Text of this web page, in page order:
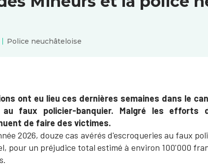
Police neuchâteloise
ont eu lieu ces dernières semaines dans le
faux policier-banquier. Malgré les efforts
de faire des victimes.
2026, douze cas avérés d'escroqueries au faux
pour un préjudice total estimé à environ 100'000